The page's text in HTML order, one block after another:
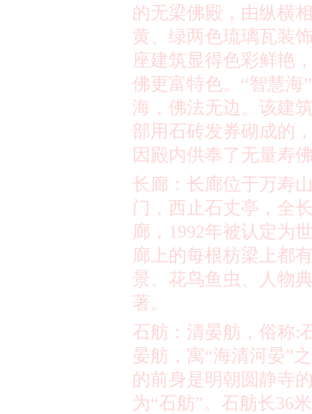
的无梁佛殿，由纵横
黄、绿两色琉璃瓦装
座建筑显得色彩鲜艳
佛更富特色。 “智慧海”
海，佛法无边。该建
部用石砖发券砌成的
因殿内供奉了无量寿
长廊：长廊位于万寿
门，西止石丈亭，全
廊， 1992年被认定为
廊上的每根枋梁上都
景、花鸟鱼虫、人物
著。
石舫：清晏舫，俗称:
晏舫，寓“海清河晏”
的前身是明朝圆静寺
为“石舫”。石舫长36米